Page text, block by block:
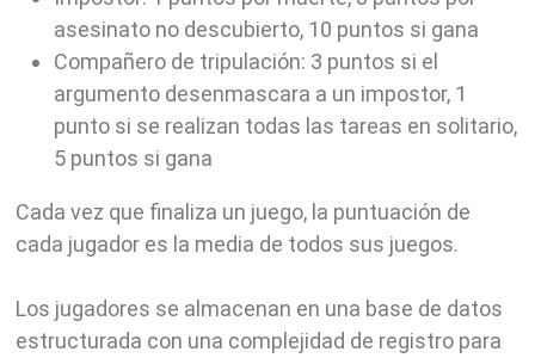
asesinato no descubierto, 10 puntos si gana
Compañero de tripulación: 3 puntos si el
argumento desenmascara a un impostor, 1
punto si se realizan todas las tareas en solitario,
5 puntos si gana
Cada vez que finaliza un juego, la puntuación de
cada jugador es la media de todos sus juegos.
Los jugadores se almacenan en una base de datos
estructurada con una complejidad de registro para